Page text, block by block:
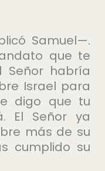
Samuel—.
que te
Señor habría
Israel para
digo que tu
El Señor ya
más de su
cumplido su